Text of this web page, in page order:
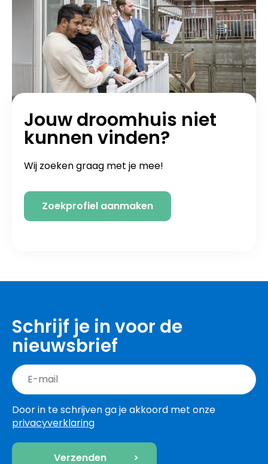
Jouw droomhuis niet
kunnen vinden?
Wij zoeken graag met je mee!
Zoekprofiel aanmaken
Schrijf je in voor de
nieuwsbrief
Door in te schrijven ga je akkoord met onze
privacyverklaring